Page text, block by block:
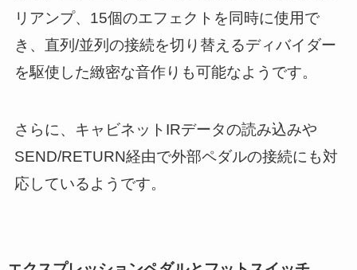
リアンプ、15個のエフェクトを同時に使用で
き、直列/並列の接続を切り替えるディバイダー
を駆使した緻密な音作りも可能なようです。
さらに、キャビネットIRデータの読み込みや
SEND/RETURN経由で外部ペダルの接続にも対
応しているようです。